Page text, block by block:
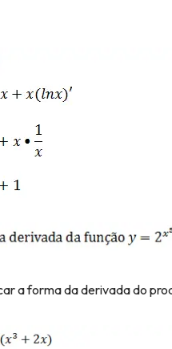
a forma da derivada do